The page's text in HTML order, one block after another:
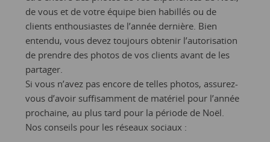
de vous et de votre équipe bien habillés ou de
clients enthousiastes de l’année dernière. Bien
entendu, vous devez toujours obtenir l’autorisation
de prendre des photos de vos clients avant de les
partager.
Si vous n’avez pas encore de telles photos, assurez-
vous d’avoir suffisamment de matériel pour l’année
prochaine, au plus tard pour la période de Noël.
Nos conseils pour les réseaux sociaux :